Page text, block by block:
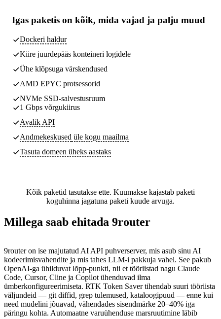
Igas paketis on kõik, mida vajad ja palju muud
Dockeri haldur
Kiire juurdepääs konteineri logidele
Ühe klõpsuga värskendused
AMD EPYC protsessorid
NVMe SSD-salvestusruum
1 Gbps võrgukiirus
Avalik API
Andmekeskused üle kogu maailma
Tasuta domeen üheks aastaks
Kõik paketid tasutakse ette. Kuumakse kajastab paketi
koguhinna jagatuna paketi kuude arvuga.
Millega saab ehitada 9router
9router on ise majutatud AI API puhverserver, mis asub sinu AI
kodeerimisvahendite ja mis tahes LLM-i pakkuja vahel. See pakub
OpenAI-ga ühilduvat lõpp-punkti, nii et tööriistad nagu Claude
Code, Cursor, Cline ja Copilot ühenduvad ilma
ümberkonfigureerimiseta. RTK Token Saver tihendab suuri tööriista
väljundeid — git diffid, grep tulemused, kataloogipuud — enne kui
need mudelini jõuavad, vähendades sisendmärke 20–40% iga
päringu kohta. Automaatne varuühenduse marsruutimine läbib